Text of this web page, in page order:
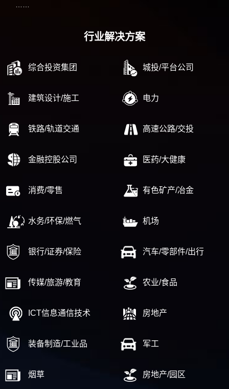
……
行业解决方案
综合投资集团 城投/平台公司
建筑设计/施工 电力
铁路/轨道交通 高速公路/交投
金融控股公司 医药/大健康
消费/零售 有色矿产/冶金
水务/环保/燃气 机场
银行/证券/保险 汽车/零部件/出行
传媒/旅游/教育 农业/食品
ICT信息通信技术 房地产
装备制造/工业品 军工
烟草 房地产/园区